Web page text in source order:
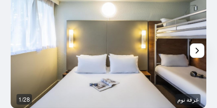
غرفة نوم 1/28